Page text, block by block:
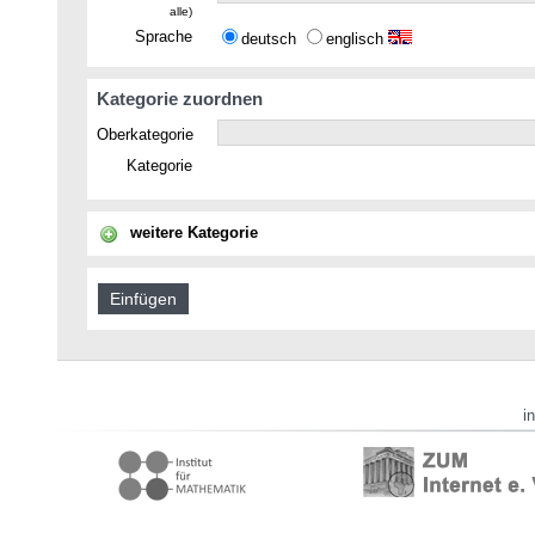
alle)
Sprache deutsch englisch
Kategorie zuordnen
Oberkategorie
Kategorie
weitere Kategorie